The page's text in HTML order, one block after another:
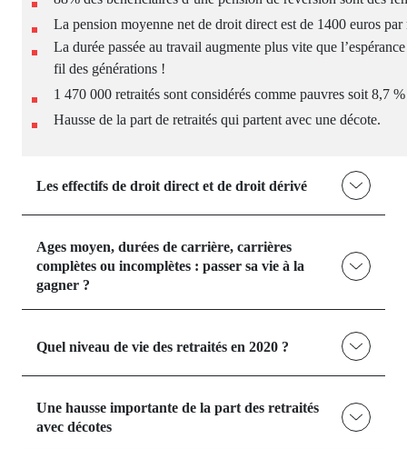
La pension moyenne net de droit direct est de 1400 euros par
La durée passée au travail augmente plus vite que
fil des générations !
1 470 000 retraités sont considérés comme pauvres soit 8,7
Hausse de la part de retraités qui partent avec une décote.
Les effectifs de droit direct et de droit dérivé
Ages moyen, durées de carrière, carrières
complètes ou incomplètes : passer sa vie à la
gagner ?
Quel niveau de vie des retraités en 2020 ?
Une hausse importante de la part des retraités
avec décotes